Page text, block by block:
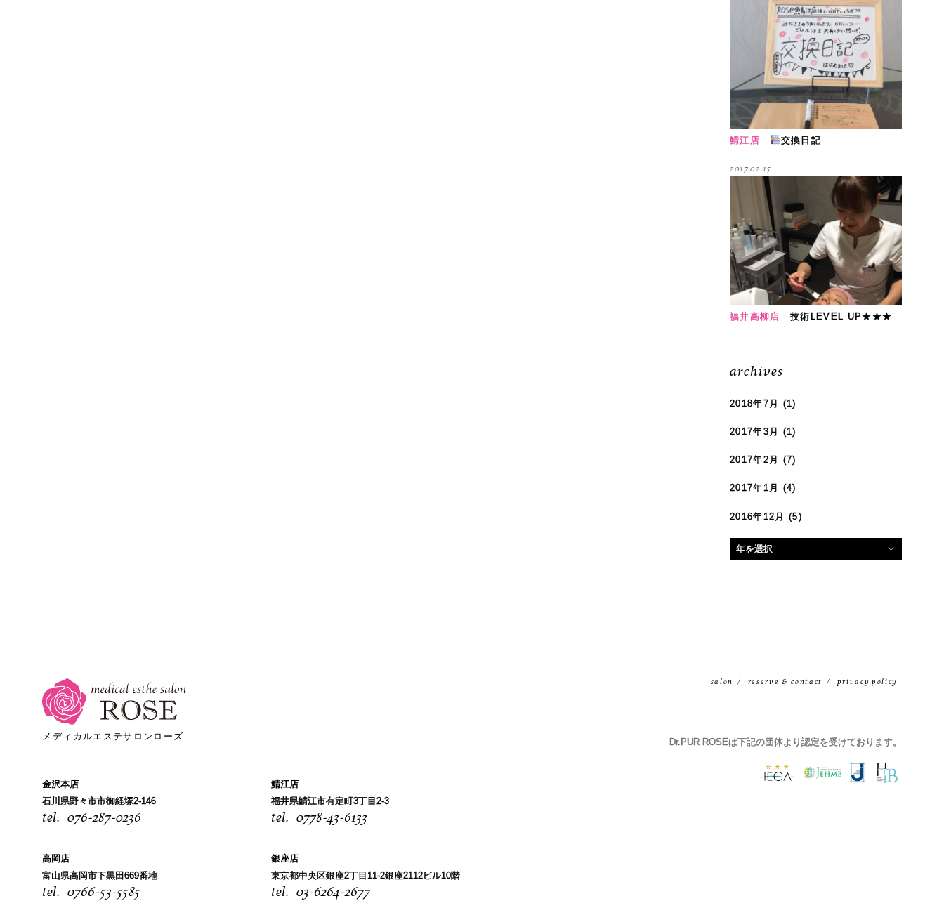
鯖江店 交換日記
福井高柳店 技術LEVEL UP★★★
2017.02.15
archives
2018年7月 (1)
2017年3月 (1)
2017年2月 (7)
2017年1月 (4)
2016年12月 (5)
メディカルエステサロンローズ
金沢本店
石川県野々市市御経塚2-146
076-287-0236
高岡店
富山県高岡市下黒田669番地
0766-53-5585
鯖江店
福井県鯖江市有定町3丁目2-3
0778-43-6133
銀座店
東京都中央区銀座2丁目11-2銀座2112ビル10階
03-6264-2677
salon reserve & contact privacy policy
Dr.PUR ROSEは下記の団体より認定を受けております。